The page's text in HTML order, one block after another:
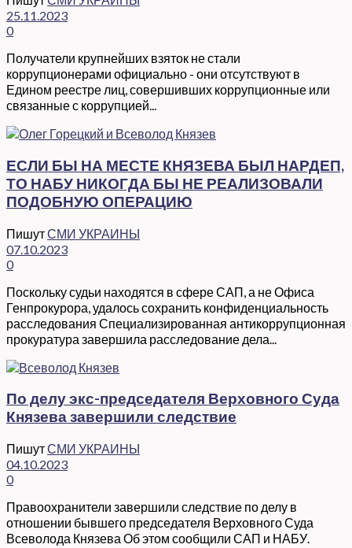
25.11.2023
0
Получатели крупнейших взяток не стали
коррупционерами официально - они отсутствуют в
Едином реестре лиц, совершивших коррупционные или
связанные с коррупцией...
ЕСЛИ БЫ НА МЕСТЕ КНЯЗЕВА БЫЛ НАРДЕП,
ТО НАБУ НИКОГДА БЫ НЕ РЕАЛИЗОВАЛИ
ПОДОБНУЮ ОПЕРАЦИЮ
ПишутСМИ УКРАИНЫ
07.10.2023
0
Поскольку судьи находятся в сфере САП, а не Офиса
Генпрокурора, удалось сохранить конфиденциальность
расследования Специализированная антикоррупционная
прокуратура завершила расследование дела...
По делу экс-председателя Верховного Суда
Князева завершили следствие
ПишутСМИ УКРАИНЫ
04.10.2023
0
Правоохранители завершили следствие по делу в
отношении бывшего председателя Верховного Суда
Всеволода Князева Об этом сообщили САП и НАБУ.